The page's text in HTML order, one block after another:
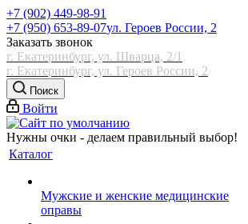
+7 (902) 449-98-91
+7 (950) 653-89-07ул. Героев России, 2
Заказать звонок
г. Екатеринбург, ул. Шварца, 2/1
г. Екатеринбург, ул. Героев России, 2
Поиск
Войти
Нужны очки - делаем правильный выбор!
Каталог
Мужские и женские медицинские
оправы